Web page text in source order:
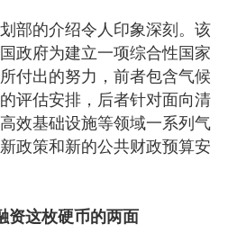
部的介绍令人印象深刻。该
政府为建立一项综合性国家
付出的努力，前者包含气候
评估安排，后者针对面向清
效基础设施等领域一系列气
政策和新的公共财政预算安
资这枚硬币的两面